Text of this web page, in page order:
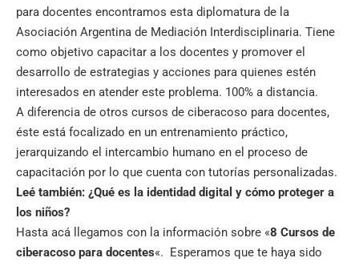
para docentes encontramos esta diplomatura de la
Asociación Argentina de Mediación Interdisciplinaria. Tiene
como objetivo capacitar a los docentes y promover el
desarrollo de estrategias y acciones para quienes estén
interesados en atender este problema. 100% a distancia.
A diferencia de otros cursos de ciberacoso para docentes,
éste está focalizado en un entrenamiento práctico,
jerarquizando el intercambio humano en el proceso de
capacitación por lo que cuenta con tutorías personalizadas.
Leé también: ¿Qué es la identidad digital y cómo proteger a
los niños?
Hasta acá llegamos con la información sobre «8 Cursos de
ciberacoso para docentes«. Esperamos que te haya sido